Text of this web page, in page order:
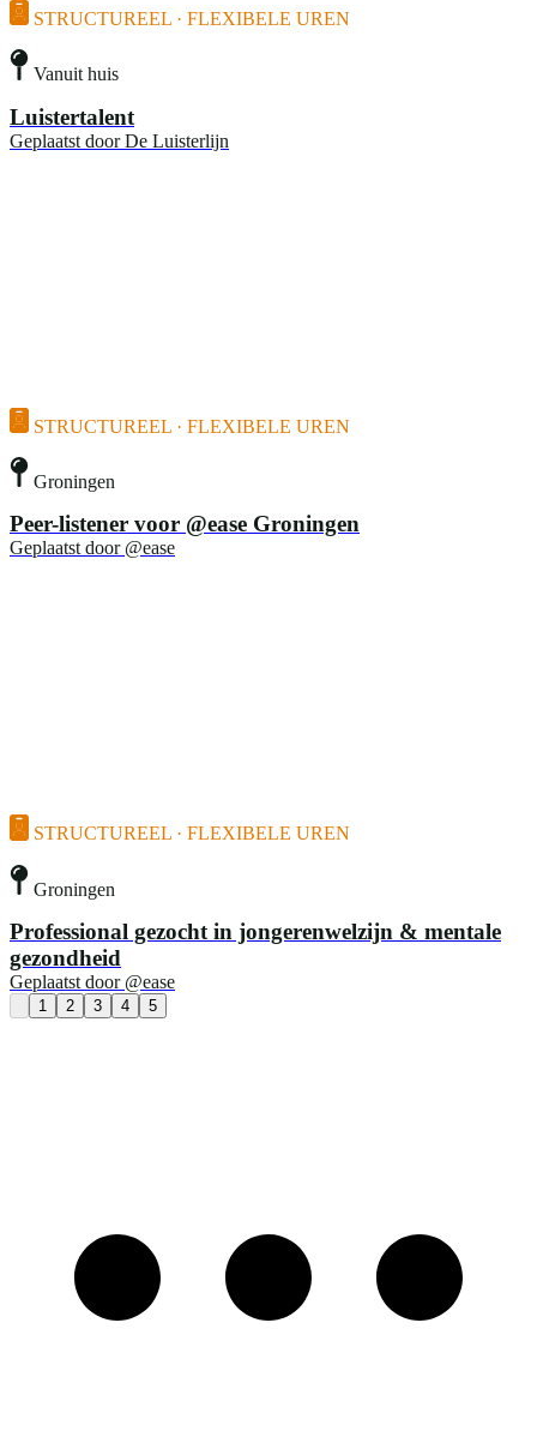
STRUCTUREEL · FLEXIBELE UREN
Vanuit huis
Luistertalent
Geplaatst door De Luisterlijn
STRUCTUREEL · FLEXIBELE UREN
Groningen
Peer-listener voor @ease Groningen
Geplaatst door @ease
STRUCTUREEL · FLEXIBELE UREN
Groningen
Professional gezocht in jongerenwelzijn & mentale
gezondheid
Geplaatst door @ease
1 2 3 4 5